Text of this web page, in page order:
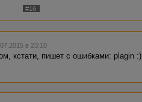
#16
в 23:10
кстати, пишет с ошибками: plagin :)